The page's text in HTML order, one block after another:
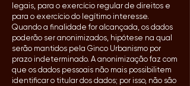
legais, para o exercício regular de direitos e
para o exercício do legítimo interesse.
Quando a finalidade for alcançada, os dados
poderão ser anonimizados, hipótese na qual
serão mantidos pela Ginco Urbanismo por
prazo indeterminado. A anonimização faz com
que os dados pessoais não mais possibilitem
identificar o titular dos dados; por isso, não são